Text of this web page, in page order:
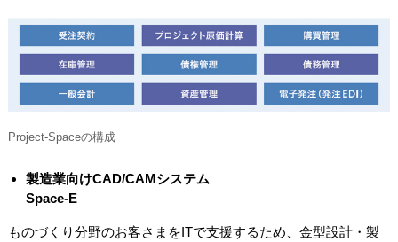
Project-Spaceの構成
製造業向けCAD/CAMシステム
Space-E
ものづくり分野のお客さまをITで支援するため、金型設計・製